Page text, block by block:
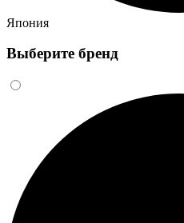
Япония
Выберите бренд